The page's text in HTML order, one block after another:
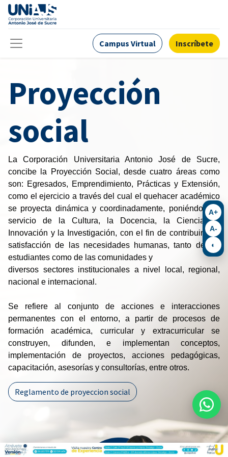
Campus Virtual Inscríbete
Proyección
social
La Corporación Universitaria Antonio José de Sucre,
concibe la Proyección Social, desde cuatro áreas como
son: Egresados, Emprendimiento, Prácticas y Extensión,
como el ejercicio a través del cual el quehacer académico
se proyecta dinámica y coordinadamente, poniéndolo al
servicio de la Cultura, la Docencia, la Ciencia, la
Innovación y la Investigación, con el fin de contribuir a la
satisfacción de las necesidades humanas, tanto de los
estudiantes como de las comunidades y
diversos sectores institucionales a nivel local, regional,
nacional e internacional.
Se refiere al conjunto de acciones e interacciones
permanentes con el entorno, a partir de procesos de
formación académica, curricular y extracurricular se
construyen, difunden, e implementan conceptos,
implementación de proyectos, acciones pedagógicas,
capacitación, asesorías y consultorías, entre otros.
Reglamento de proyeccion social
A+
A-
◐